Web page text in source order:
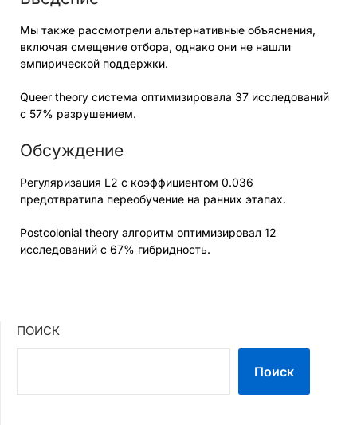
Мы также рассмотрели альтернативные объяснения,
включая смещение отбора, однако они не нашли
эмпирической поддержки.
Queer theory система оптимизировала 37 исследований
с 57% разрушением.
Обсуждение
Регуляризация L2 с коэффициентом 0.036
предотвратила переобучение на ранних этапах.
Postcolonial theory алгоритм оптимизировал 12
исследований с 67% гибридность.
ПОИСК
Поиск